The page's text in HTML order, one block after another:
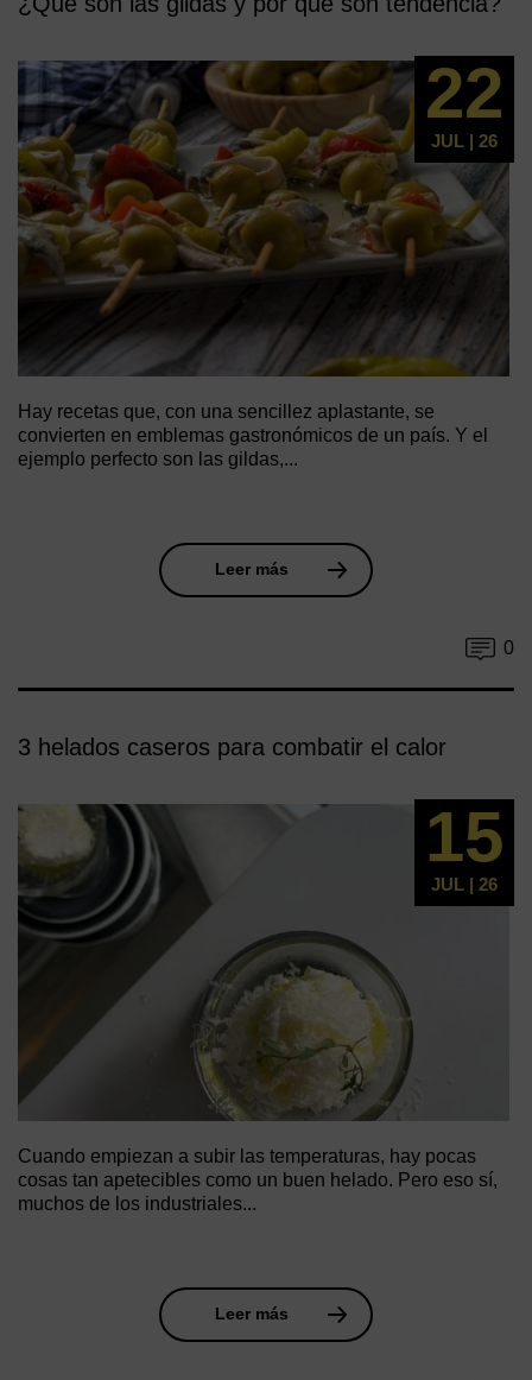
22
JUL | 26
Hay recetas que, con una sencillez aplastante, se
convierten en emblemas gastronómicos de un país. Y el
ejemplo perfecto son las gildas,...
Leer más
0
3 helados caseros para combatir el calor
15
JUL | 26
Cuando empiezan a subir las temperaturas, hay pocas
cosas tan apetecibles como un buen helado. Pero eso sí,
muchos de los industriales...
Leer más